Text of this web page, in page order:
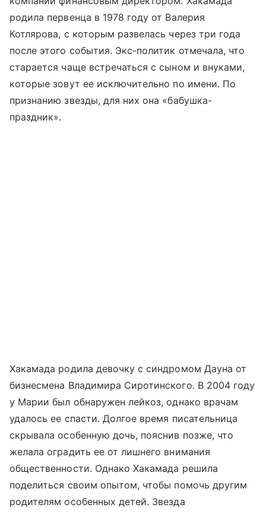
родила первенца в 1978 году от Валерия
Котлярова, с которым развелась через три года
после этого события. Экс-политик отмечала, что
старается чаще встречаться с сыном и внуками,
которые зовут ее исключительно по имени. По
признанию звезды, для них она «бабушка-
праздник».
Хакамада родила девочку с синдромом Дауна от
бизнесмена Владимира Сиротинского. В 2004 году
у Марии был обнаружен лейкоз, однако врачам
удалось ее спасти. Долгое время писательница
скрывала особенную дочь, пояснив позже, что
желала оградить ее от лишнего внимания
общественности. Однако Хакамада решила
поделиться своим опытом, чтобы помочь другим
родителям особенных детей. Звезда